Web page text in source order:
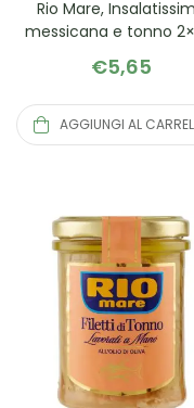
Rio Mare,
messicana e tonno
€5,65
AGGIUNGI AL